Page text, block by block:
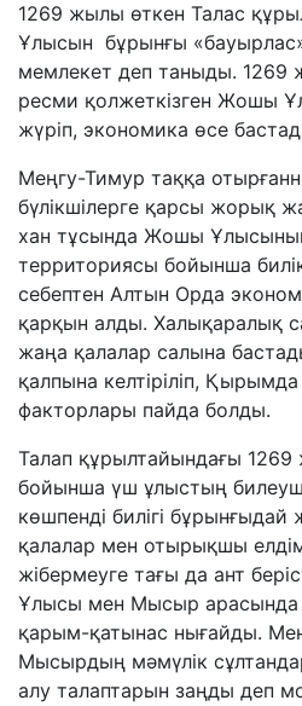
1269 жылы өткен Талас
Ұлысын бұрынғы
мемлекет деп таныды. 1269
ресми қолжеткізген Жошы
жүріп, экономика өсе
Меңгу-Тимур таққа
бүлікшілерге қарсы жорық
хан тұсында Жошы
территориясы бойынша
себептен Алтын Орда
қарқын алды. Халықаралық
жаңа қалалар салына
қалпына келтіріліп, Қырымда
факторлары пайда болды.
Талап құрылтайындағы 1269
бойынша үш ұлыстың
көшпенді билігі бұрынғыдай
қалалар мен отырықшы
жібермеуге тағы да ант
Ұлысы мен Мысыр арасында
қарым-қатынас нығайды.
Мысырдың мәмүлік
алу талаптарын заңды деп